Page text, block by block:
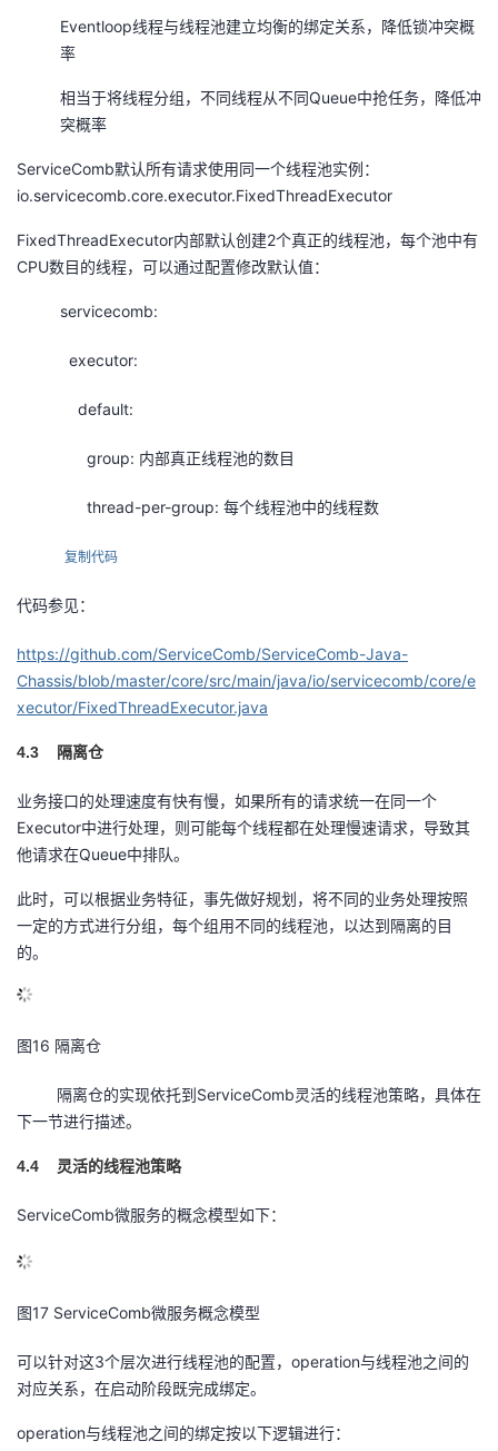
Eventloop线程与线程池建立均衡的绑定关系，降低锁冲突概
率
相当于将线程分组，不同线程从不同Queue中抢任务，降低冲
突概率
ServiceComb默认所有请求使用同一个线程池实例：
io.servicecomb.core.executor.FixedThreadExecutor
FixedThreadExecutor内部默认创建2个真正的线程池，每个池中有
CPU数目的线程，可以通过配置修改默认值：
servicecomb:
executor:
default:
group: 内部真正线程池的数目
thread-per-group: 每个线程池中的线程数
复制代码
代码参见：
https://github.com/ServiceComb/ServiceComb-Java-
Chassis/blob/master/core/src/main/java/io/servicecomb/core/e
xecutor/FixedThreadExecutor.java
4.3 隔离仓
业务接口的处理速度有快有慢，如果所有的请求统一在同一个
Executor中进行处理，则可能每个线程都在处理慢速请求，导致其
他请求在Queue中排队。
此时，可以根据业务特征，事先做好规划，将不同的业务处理按照
一定的方式进行分组，每个组用不同的线程池，以达到隔离的目
的。
图16 隔离仓
隔离仓的实现依托到ServiceComb灵活的线程池策略，具体在
下一节进行描述。
4.4 灵活的线程池策略
ServiceComb微服务的概念模型如下：
图17 ServiceComb微服务概念模型
可以针对这3个层次进行线程池的配置，operation与线程池之间的
对应关系，在启动阶段既完成绑定。
operation与线程池之间的绑定按以下逻辑进行：